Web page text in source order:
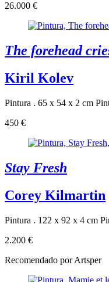
26.000 €
The forehead
Kiril Kolev
Pintura . 65 x 54 x 2 cm
450 €
Stay Fresh
Corey Kilmartin
Pintura . 122 x 92 x 4 cm
2.200 €
Recomendado por Artsper